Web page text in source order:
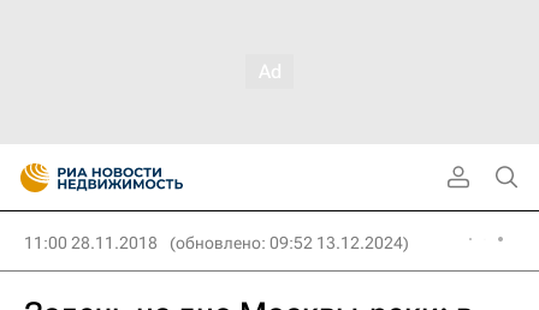
11:00 28.11.2018 (обновлено: 09:52 13.12.2024)